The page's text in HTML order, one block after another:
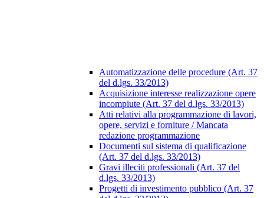
Automatizzazione delle procedure (Art. 37
del d.lgs. 33/2013)
Acquisizione interesse realizzazione opere
incompiute (Art. 37 del d.lgs. 33/2013)
Atti relativi alla programmazione di lavori,
opere, servizi e forniture / Mancata
redazione programmazione
Documenti sul sistema di qualificazione
(Art. 37 del d.lgs. 33/2013)
Gravi illeciti professionali (Art. 37 del
d.lgs. 33/2013)
Progetti di investimento pubblico (Art. 37